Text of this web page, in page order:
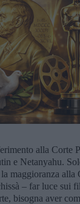
alla Corte
e Netanyahu.
maggioranza alla
– far luce sui
bisogna aver